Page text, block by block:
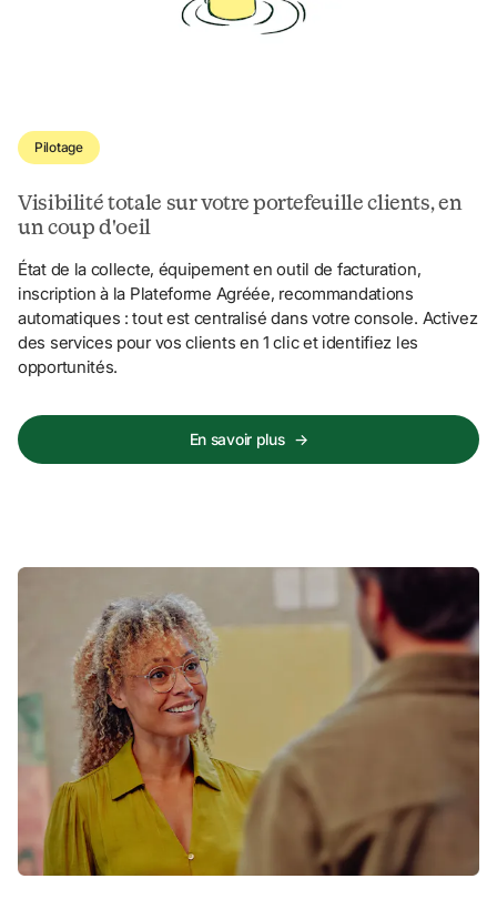
Pilotage
Visibilité totale sur votre portefeuille clients, en
un coup d'oeil
État de la collecte, équipement en outil de facturation,
inscription à la Plateforme Agréée, recommandations
automatiques : tout est centralisé dans votre console. Activez
des services pour vos clients en 1 clic et identifiez les
opportunités.
En savoir plus →